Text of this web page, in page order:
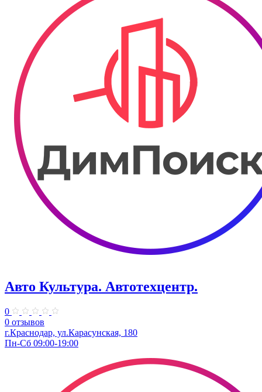
Авто Культура. ​Автотехцентр.
0
0 отзывов
​г.Краснодар, ул.Карасунская, 180
Пн-Сб 09:00-19:00